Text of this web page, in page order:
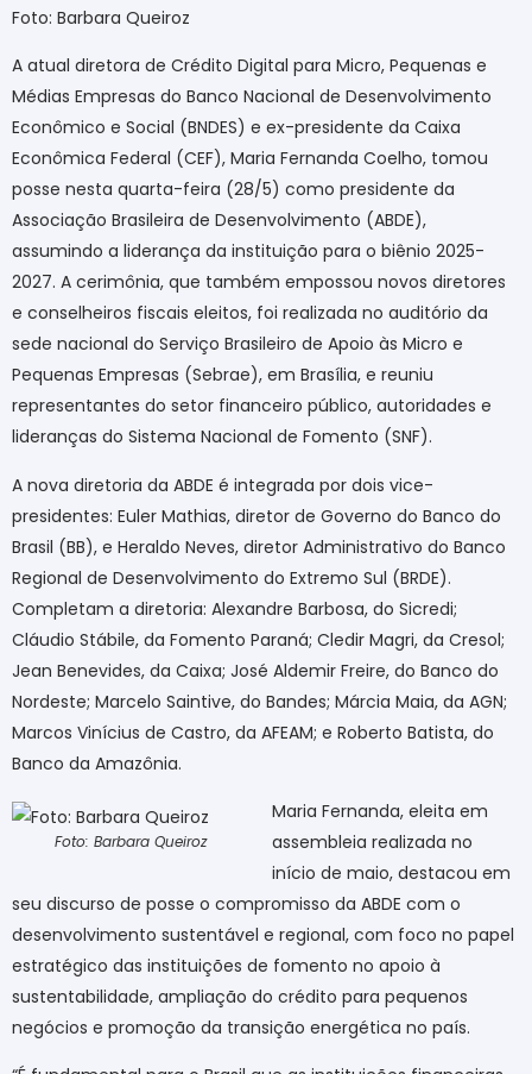
Foto: Barbara Queiroz
A atual diretora de Crédito Digital para Micro, Pequenas e
Médias Empresas do Banco Nacional de Desenvolvimento
Econômico e Social (BNDES) e ex-presidente da Caixa
Econômica Federal (CEF), Maria Fernanda Coelho, tomou
posse nesta quarta-feira (28/5) como presidente da
Associação Brasileira de Desenvolvimento (ABDE),
assumindo a liderança da instituição para o biênio 2025-
2027. A cerimônia, que também empossou novos diretores
e conselheiros fiscais eleitos, foi realizada no auditório da
sede nacional do Serviço Brasileiro de Apoio às Micro e
Pequenas Empresas (Sebrae), em Brasília, e reuniu
representantes do setor financeiro público, autoridades e
lideranças do Sistema Nacional de Fomento (SNF).
A nova diretoria da ABDE é integrada por dois vice-
presidentes: Euler Mathias, diretor de Governo do Banco do
Brasil (BB), e Heraldo Neves, diretor Administrativo do Banco
Regional de Desenvolvimento do Extremo Sul (BRDE).
Completam a diretoria: Alexandre Barbosa, do Sicredi;
Cláudio Stábile, da Fomento Paraná; Cledir Magri, da Cresol;
Jean Benevides, da Caixa; José Aldemir Freire, do Banco do
Nordeste; Marcelo Saintive, do Bandes; Márcia Maia, da AGN;
Marcos Vinícius de Castro, da AFEAM; e Roberto Batista, do
Banco da Amazônia.
Foto: Barbara Queiroz
Maria Fernanda, eleita em
assembleia realizada no
início de maio, destacou em
seu discurso de posse o compromisso da ABDE com o
desenvolvimento sustentável e regional, com foco no papel
estratégico das instituições de fomento no apoio à
sustentabilidade, ampliação do crédito para pequenos
negócios e promoção da transição energética no país.